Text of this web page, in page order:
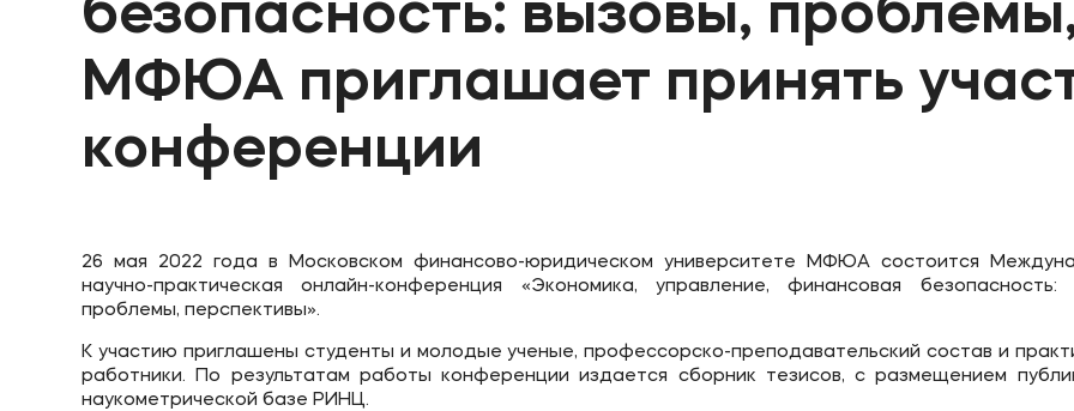
Студентам
Приемная комиссия
+7 (800) 200-80-66
Полезное
Банковские реквизиты
безопасность: вызовы,
МФЮА приглашает принять
конференции
26 мая 2022 года в Московском финансово-юридическом университете МФЮА состоится
научно-практическая онлайн-конференция «Экономика, управление, финансовая безопасность:
проблемы, перспективы».
К участию приглашены студенты и молодые ученые, профессорско-преподавательский состав и
работники. По результатам работы конференции издается сборник тезисов, с размещением
наукометрической базе РИНЦ.